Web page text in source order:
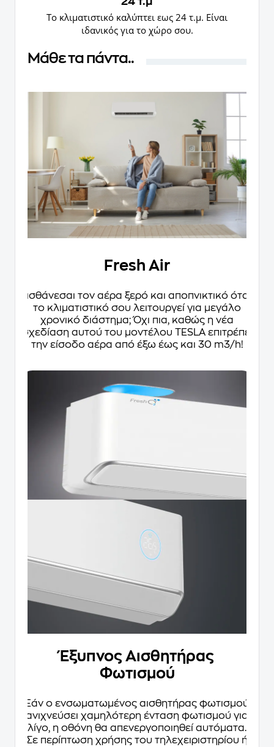
Το κλιματιστικό καλύπτει εως 24 τ.μ. Είναι
ιδανικός για το χώρο σου.
Μάθε τα πάντα..
Fresh Air
Αισθάνεσαι τον αέρα ξερό και αποπνικτικό όταν
το κλιματιστικό σου λειτουργεί για μεγάλο
χρονικό διάστημα; Όχι πια, καθώς η νέα
σχεδίαση αυτού του μοντέλου TESLA επιτρέπει
την είσοδο αέρα από έξω έως και 30 m3/h!
Έξυπνος Αισθητήρας
Φωτισμού
Εάν ο ενσωματωμένος αισθητήρας φωτισμού
ανιχνεύσει χαμηλότερη ένταση φωτισμού για
λίγο, η οθόνη θα απενεργοποιηθεί αυτόματα.
Σε περίπτωση χρήσης του τηλεχειριστηρίου ή